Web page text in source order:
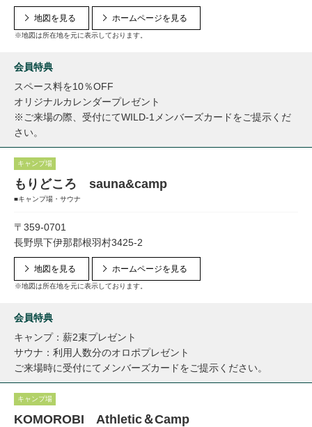
地図を見る
※地図は所在地を元に表示しております。
ホームページを見る
会員特典
スペース料を10％OFF
オリジナルカレンダープレゼント
※ご来場の際、受付にてWILD-1メンバーズカードをご提示くだ
さい。
キャンプ場
もりどころ sauna&camp
■キャンプ場・サウナ
〒359-0701
長野県下伊那郡根羽村3425-2
地図を見る
※地図は所在地を元に表示しております。
ホームページを見る
会員特典
キャンプ：薪2束プレゼント
サウナ：利用人数分のオロポプレゼント
ご来場時に受付にてメンバーズカードをご提示ください。
キャンプ場
KOMOROBI Athletic＆Camp